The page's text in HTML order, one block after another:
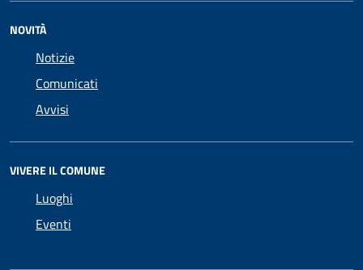
NOVITÀ
Notizie
Comunicati
Avvisi
VIVERE IL COMUNE
Luoghi
Eventi